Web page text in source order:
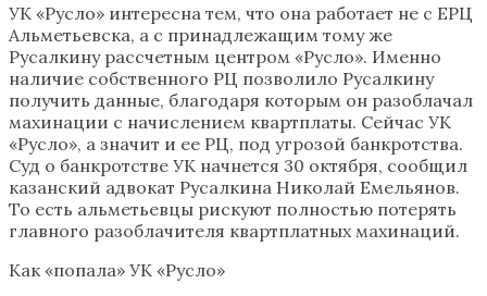
УК «Русло» интересна тем, что она работает не с ЕРЦ
Альметьевска, а с принадлежащим тому же
Русалкину рассчетным центром «Русло». Именно
наличие собственного РЦ позволило Русалкину
получить данные, благодаря которым он разоблачал
махинации с начислением квартплаты. Сейчас УК
«Русло», а значит и ее РЦ, под угрозой банкротства.
Суд о банкротстве УК начнется 30 октября, сообщил
казанский адвокат Русалкина Николай Емельянов.
То есть альметьевцы рискуют полностью потерять
главного разоблачителя квартплатных махинаций.
Как «попала» УК «Русло»